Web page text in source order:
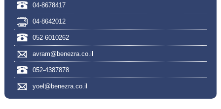
04-8678417
04-8642012
052-6010262
avram@benezra.co.il
052-4387878
yoel@benezra.co.il